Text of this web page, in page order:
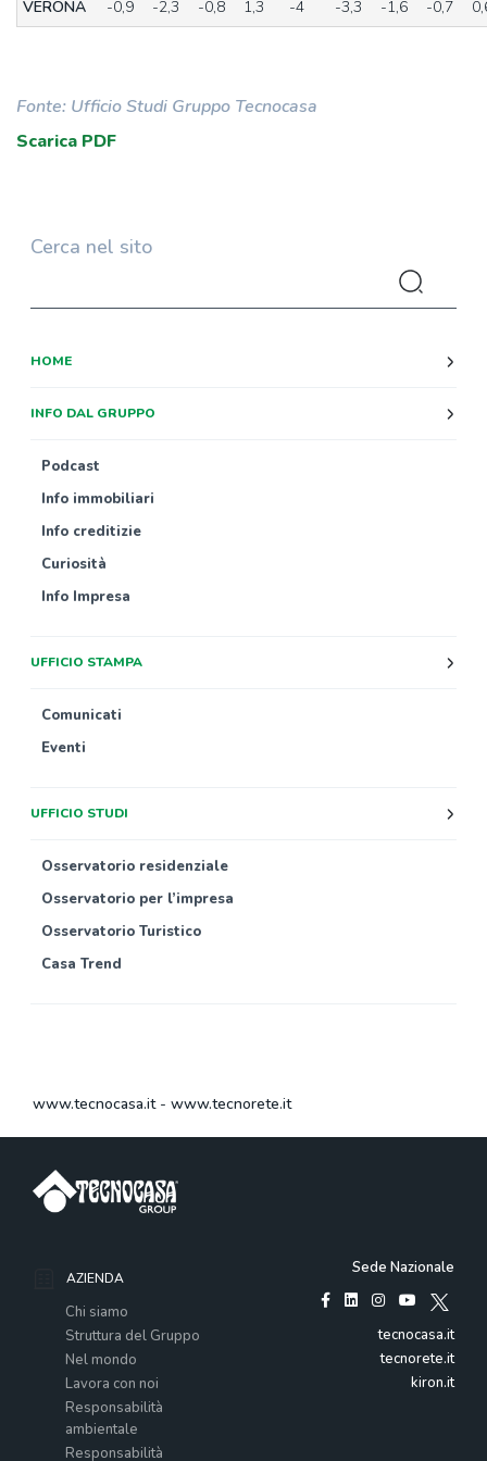
VERONA
-0,9 -2,3 -0,8 1,3 -4 -3,3 -1,6 -0,7
Fonte: Ufficio Studi Gruppo Tecnocasa
Scarica PDF
Cerca nel sito
HOME
INFO DAL GRUPPO
Podcast
Info immobiliari
Info creditizie
Curiosità
Info Impresa
UFFICIO STAMPA
Comunicati
Eventi
UFFICIO STUDI
Osservatorio residenziale
Osservatorio per l’impresa
Osservatorio Turistico
Casa Trend
www.tecnocasa.it- www.tecnorete.it
AZIENDA
Chi siamo
Struttura del Gruppo
Nel mondo
Lavora con noi
Responsabilità
ambientale
Responsabilità
Sede Nazionale
tecnocasa.it
tecnorete.it
kiron.it